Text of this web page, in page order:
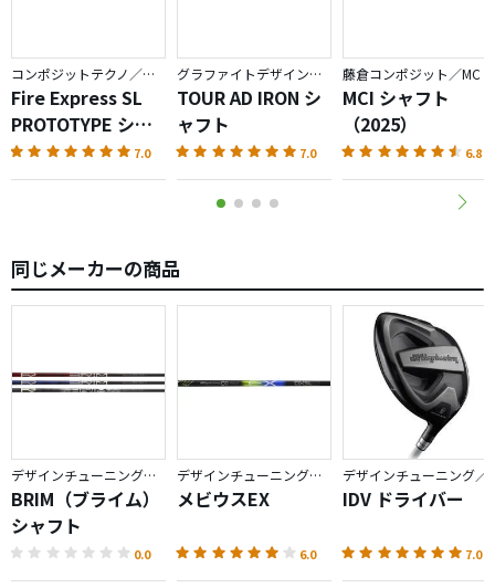
コンポジットテクノ／ファイアーエクスプレス
Fire Express SL
PROTOTYPE シャ
フト
7.0
グラファイトデザイン／TOUR AD
TOUR AD IRON シ
ャフト
7.0
藤倉コンポジット／MC
MCI シャフト
（2025）
6.8
同じメーカーの商品
デザインチューニング／BRIM
BRIM（ブライム）
シャフト
0.0
デザインチューニング／メビウス
メビウスEX
6.0
デザインチューニング／
IDV ドライバー
7.0